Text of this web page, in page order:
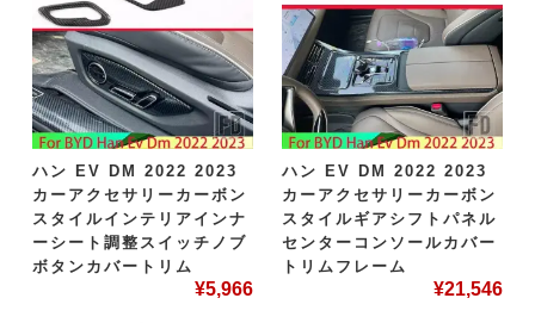
ハン EV DM 2022 2023
カーアクセサリーカーボン
スタイルインテリアインナ
ーシート調整スイッチノブ
ボタンカバートリム
¥5,966
ハン EV DM 2022 2023
カーアクセサリーカーボン
スタイルギアシフトパネル
センターコンソールカバー
トリムフレーム
¥21,546